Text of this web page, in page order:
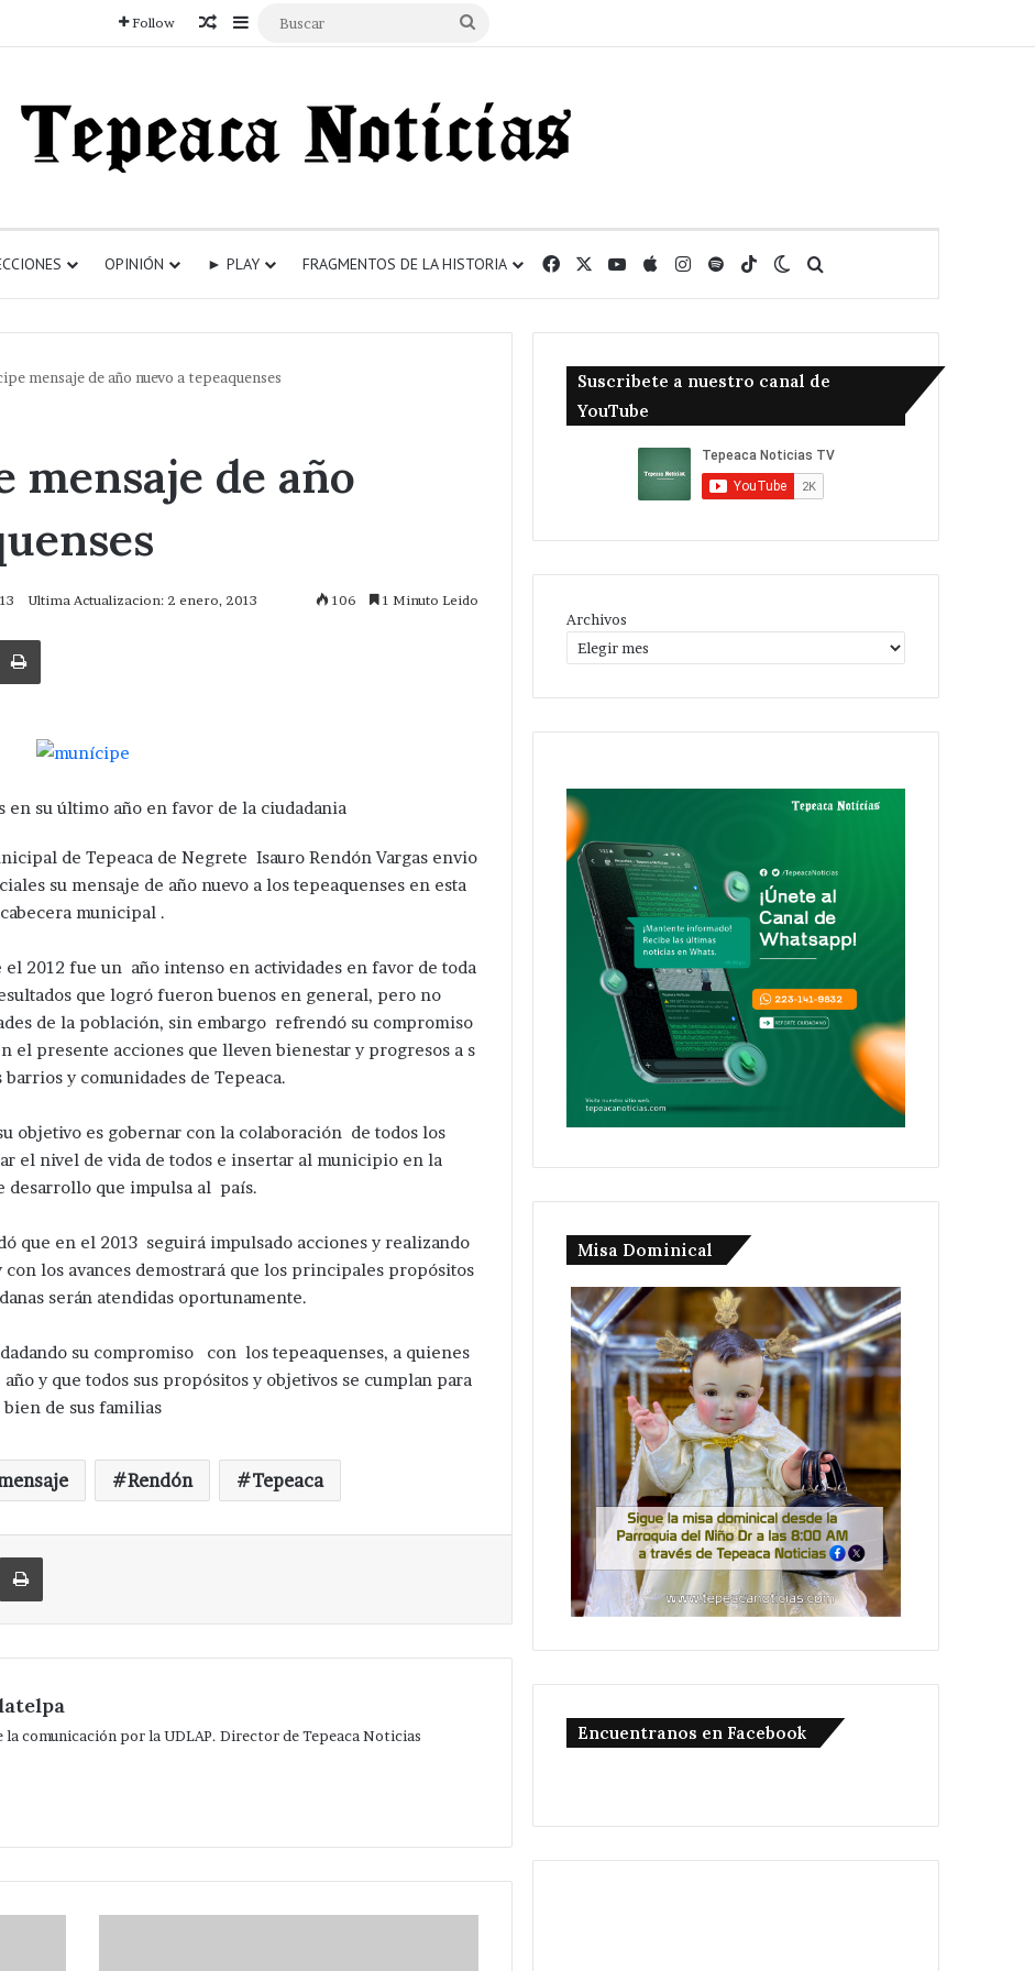
Follow Articulo aleatorio
Sidebar
OPINIÓN ► PLAY FRAGMENTOS DE LA HISTORIA FacebookYouTube
AppleInstagram
SpotifyTikTokSwitch skin
mensaje de año nuevo a tepeaquenses
mensaje de año
Ultima Actualizacion: 2 enero, 2013 106 1 Minuto Leido
via CorreoImprimir
en su último año en favor de la ciudadania
de Tepeaca de Negrete Isauro Rendón Vargas envio
su mensaje de año nuevo a los tepeaquenses en esta
cabecera municipal .
2012 fue un año intenso en actividades en favor de toda
que logró fueron buenos en general, pero no
de la población, sin embargo refrendó su compromiso
el presente acciones que lleven bienestar y progresos a s
y comunidades de Tepeaca.
objetivo es gobernar con la colaboración de todos los
el nivel de vida de todos e insertar al municipio en la
desarrollo que impulsa al país.
que en el 2013 seguirá impulsado acciones y realizando
los avances demostrará que los principales propósitos
serán atendidas oportunamente.
su compromiso con los tepeaquenses, a quienes
y que todos sus propósitos y objetivos se cumplan para
bien de sus familias
Rendón Tepeaca
via CorreoImprimir
la comunicación por la UDLAP. Director de Tepeaca Noticias
Suscribete a nuestro canal de
YouTube
Archivos
Misa Dominical
Encuentranos en Facebook